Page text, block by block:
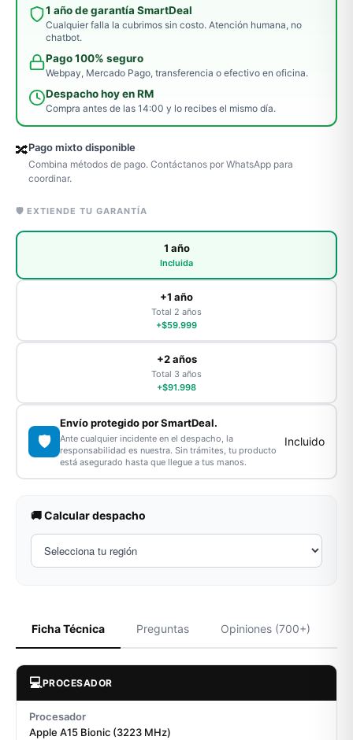
1 año de garantía SmartDeal
Cualquier falla la cubrimos sin costo. Atención humana, no
chatbot.
Pago 100% seguro
Webpay, Mercado Pago, transferencia o efectivo en oficina.
Despacho hoy en RM
Compra antes de las 14:00 y lo recibes el mismo día.
🔀Pago mixto disponible
Combina métodos de pago. Contáctanos por WhatsApp para
coordinar.
🛡️ EXTIENDE TU GARANTÍA
1 año
Incluida
+1 año
Total 2 años
+$59.999
+2 años
Total 3 años
+$91.998
🛡️
Envío protegido por SmartDeal.
Ante cualquier incidente en el despacho, la
responsabilidad es nuestra. Sin trámites, tu producto
está asegurado hasta que llegue a tus manos.
Incluido
🚚 Calcular despacho
Ficha Técnica Preguntas Opiniones (700+)
💻PROCESADOR
Procesador
Apple A15 Bionic (3223 MHz)